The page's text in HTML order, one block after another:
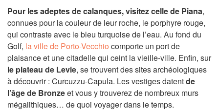
Pour les adeptes de calanques, visitez celle de Piana,
connues pour la couleur de leur roche, le porphyre rouge,
qui contraste avec le bleu turquoise de l’eau. Au fond du
Golf, la ville de Porto-Vecchio comporte un port de
plaisance et une citadelle qui ceint la vieille-ville. Enfin, sur
le plateau de Levie, se trouvent des sites archéologiques
à découvrir : Curcuzzu-Capula. Les vestiges datentde
l’âge de Bronzeet vous y trouverez de nombreux murs
mégalithiques… de quoi voyager dans le temps.